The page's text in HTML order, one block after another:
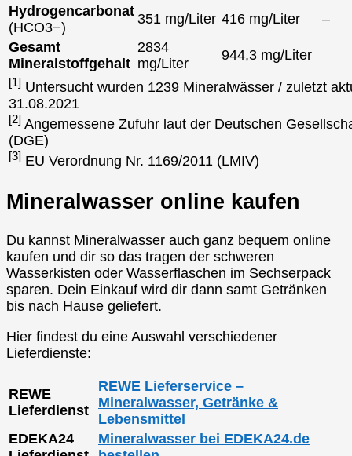
Hydrogencarbonat
(HCO3−)
351 mg/Liter 416 mg/Liter
–
Gesamt
Mineralstoffgehalt
2834
mg/Liter
944,3 mg/Liter
[1] Untersucht wurden 1239 Mineralwässer / zuletzt
31.08.2021
[2] Angemessene Zufuhr laut der Deutschen
(DGE)
[3] EU Verordnung Nr. 1169/2011 (LMIV)
Mineralwasser online kaufen
Du kannst Mineralwasser auch ganz bequem online
kaufen und dir so das tragen der schweren
Wasserkisten oder Wasserflaschen im Sechserpack
sparen. Dein Einkauf wird dir dann samt Getränken
bis nach Hause geliefert.
Hier findest du eine Auswahl verschiedener
Lieferdienste:
REWE
Lieferdienst
REWE Lieferservice –
Mineralwasser, Getränke &
Lebensmittel
EDEKA24
Mineralwasser bei EDEKA24.de